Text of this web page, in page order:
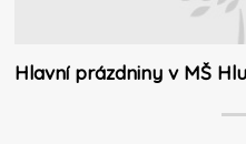
Hlavní prázdniny v MŠ